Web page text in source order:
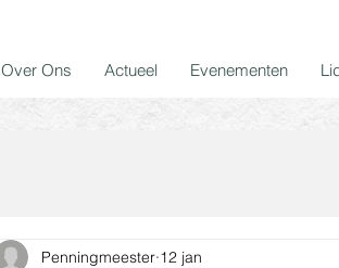
Over Ons Actueel Evenementen
Penningmeester 12 jan